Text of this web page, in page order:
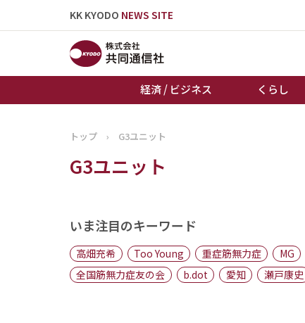
KK KYODO NEWS SITE
経済 / ビジネス くらし
トップページ
お知らせ
トップ › G3ユニット
G3ユニット
いま注目のキーワード
高畑充希 Too Young 重症筋無力症 MG
全国筋無力症友の会
b.dot 愛知 瀬戸康史